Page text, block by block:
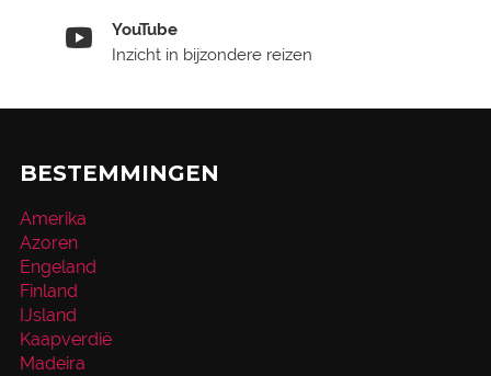
YouTube
Inzicht in bijzondere reizen
BESTEMMINGEN
Amerika
Azoren
Engeland
Finland
IJsland
Kaapverdië
Madeira